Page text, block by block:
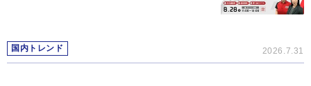
国内トレンド 2026.7.31